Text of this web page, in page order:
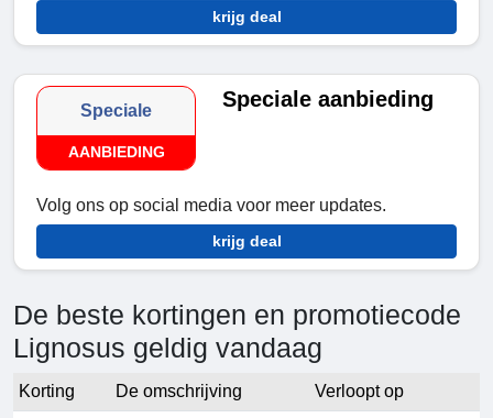
krijg deal
Speciale
AANBIEDING
Speciale aanbieding
Volg ons op social media voor meer updates.
krijg deal
De beste kortingen en promotiecode
Lignosus geldig vandaag
Korting De omschrijving Verloopt op